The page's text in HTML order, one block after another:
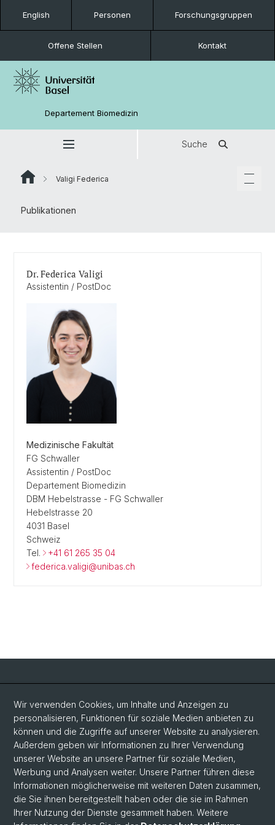
English Personen Forschungsgruppen
Offene Stellen Kontakt
Departement Biomedizin
Suche
Valigi Federica
Publikationen
Dr. Federica Valigi
Assistentin / PostDoc
Medizinische Fakultät
FG Schwaller
Assistentin / PostDoc
Departement Biomedizin
DBM Hebelstrasse - FG Schwaller
Hebelstrasse 20
4031 Basel
Schweiz
Tel.
+41 61 265 35 04
federica.valigi@unibas.ch
Social Media
LinkedIn
Bluesky
Vimeo
Wir verwenden Cookies, um Inhalte und Anzeigen zu
personalisieren, Funktionen für soziale Medien anbieten zu
können und die Zugriffe auf unserer Website zu analysieren.
Außerdem geben wir Informationen zu Ihrer Verwendung
unserer Website an unsere Partner für soziale Medien,
Werbung und Analysen weiter. Unsere Partner führen diese
Informationen möglicherweise mit weiteren Daten zusammen,
die Sie ihnen bereitgestellt haben oder die sie im Rahmen
Ihrer Nutzung der Dienste gesammelt haben. Weitere